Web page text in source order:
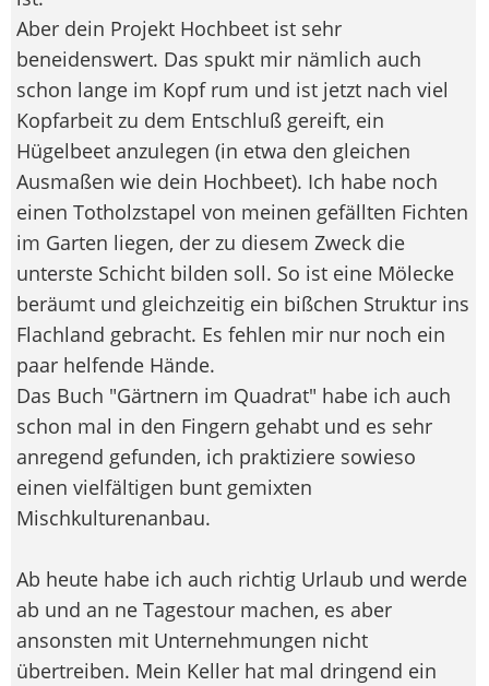
Aber dein Projekt Hochbeet ist sehr
beneidenswert. Das spukt mir nämlich auch
schon lange im Kopf rum und ist jetzt nach viel
Kopfarbeit zu dem Entschluß gereift, ein
Hügelbeet anzulegen (in etwa den gleichen
Ausmaßen wie dein Hochbeet). Ich habe noch
einen Totholzstapel von meinen gefällten Fichten
im Garten liegen, der zu diesem Zweck die
unterste Schicht bilden soll. So ist eine Mölecke
beräumt und gleichzeitig ein bißchen Struktur ins
Flachland gebracht. Es fehlen mir nur noch ein
paar helfende Hände.
Das Buch "Gärtnern im Quadrat" habe ich auch
schon mal in den Fingern gehabt und es sehr
anregend gefunden, ich praktiziere sowieso
einen vielfältigen bunt gemixten
Mischkulturenanbau.
Ab heute habe ich auch richtig Urlaub und werde
ab und an ne Tagestour machen, es aber
ansonsten mit Unternehmungen nicht
übertreiben. Mein Keller hat mal dringend ein